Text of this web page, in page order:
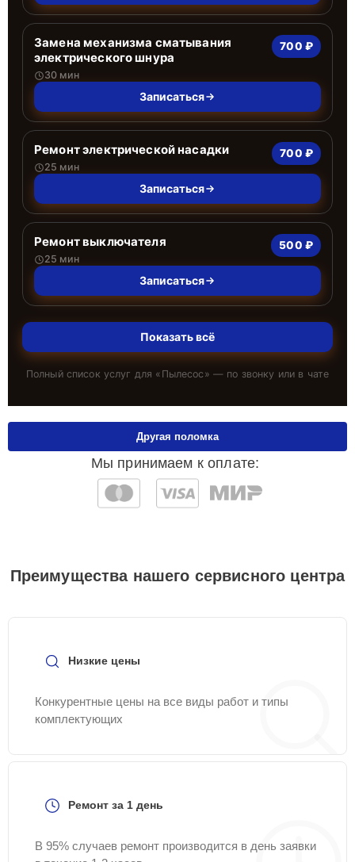
Замена механизма сматывания
электрического шнура
30 мин
700 ₽
Записаться
Ремонт электрической насадки
25 мин
700 ₽
Записаться
Ремонт выключателя
25 мин
500 ₽
Записаться
Показать всё
Полный список услуг для « Пылесос » — по звонку или в чате
Мы принимаем к оплате:
Другая поломка
Преимущества нашего сервисного центра
Низкие цены
Конкурентные цены на все виды работ и типы
комплектующих
Ремонт за 1 день
В 95% случаев ремонт производится в день заявки